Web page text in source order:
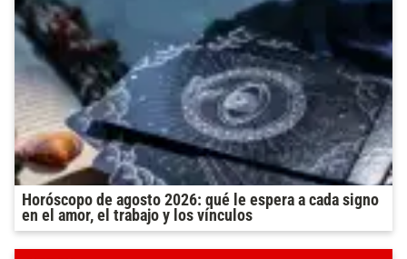
Horóscopo de agosto 2026: qué le espera a cada signo
en el amor, el trabajo y los vínculos